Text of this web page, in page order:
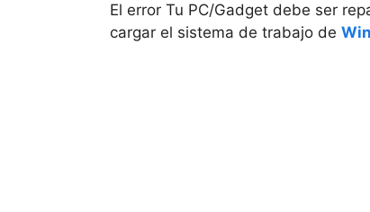
El error Tu PC/Gadget debe ser
cargar el sistema de trabajo de